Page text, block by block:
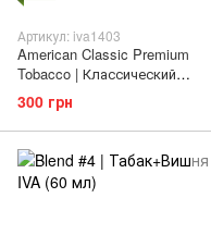
Артикул: iva1403
American Classic Premium
Tobacco | Классический
American Blend - IVA (3 мг | 60
мл)
300 грн